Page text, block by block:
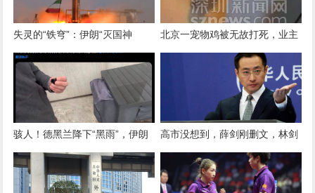
失灵的“铁穹”：伊朗“灭国神
器”首战封神，带来巨大灾难
北京一宠物鸡被无故打死，业主
连日喇叭公放追凶
骇人！德黑兰降下“黑雨”，伊朗
专家：美以蓄意制造灾难
高市没想到，薛剑刚删文，林剑
又对日本下通牒！如果日本真敢
胡来，那就别怪中国不客气